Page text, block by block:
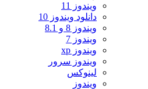
ویندوز 11
دانلود ویندوز 10
ویندوز 8 و 8.1
ویندوز 7
ویندوز xp
ویندوز سرور
لینوکس
ویندوز